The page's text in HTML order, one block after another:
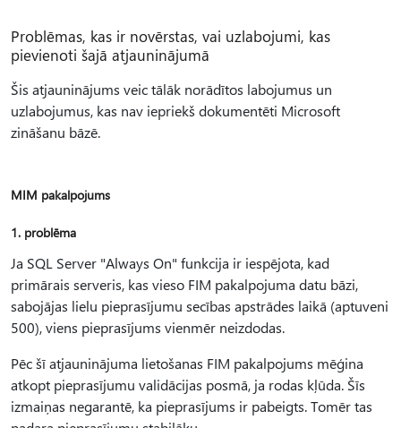
Problēmas, kas ir novērstas, vai uzlabojumi, kas
pievienoti šajā atjauninājumā
Šis atjauninājums veic tālāk norādītos labojumus un
uzlabojumus, kas nav iepriekš dokumentēti Microsoft
zināšanu bāzē.
MIM pakalpojums
1. problēma
Ja SQL Server "Always On" funkcija ir iespējota, kad
primārais serveris, kas vieso FIM pakalpojuma datu bāzi,
sabojājas lielu pieprasījumu secības apstrādes laikā (aptuveni
500), viens pieprasījums vienmēr neizdodas.
Pēc šī atjauninājuma lietošanas FIM pakalpojums mēģina
atkopt pieprasījumu validācijas posmā, ja rodas kļūda. Šīs
izmaiņas negarantē, ka pieprasījums ir pabeigts. Tomēr tas